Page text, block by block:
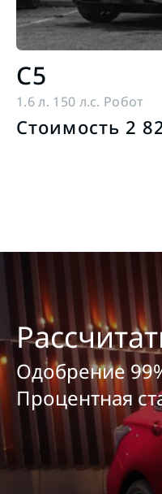
C5
1.6 л. 150 л.с. Робот
Стоимость 2
Одобрение
Процентная